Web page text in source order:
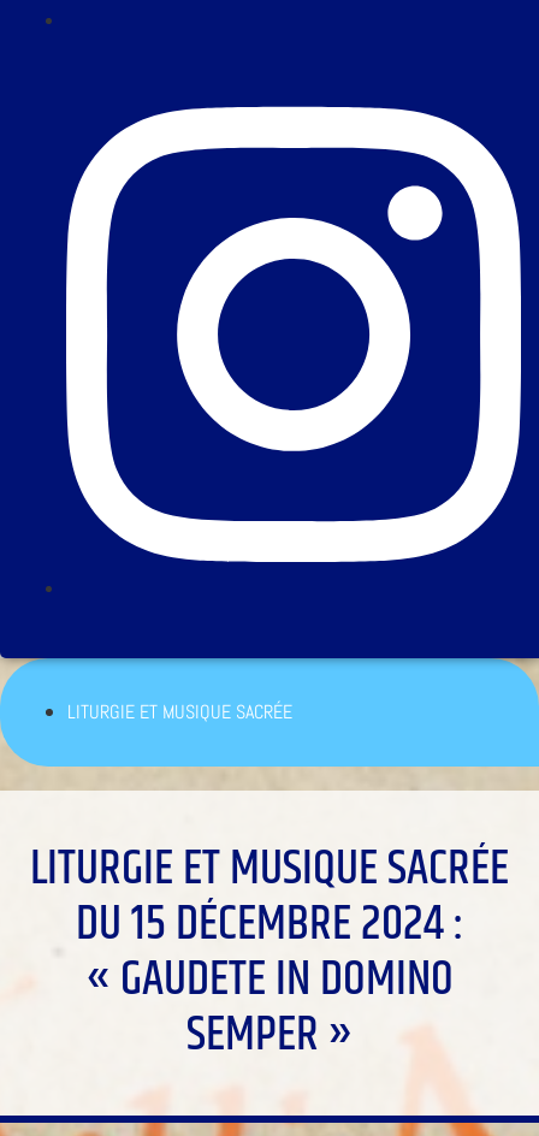
LITURGIE ET MUSIQUE SACRÉE
LITURGIE ET MUSIQUE SACRÉE
DU 15 DÉCEMBRE 2024 :
« GAUDETE IN DOMINO
SEMPER »